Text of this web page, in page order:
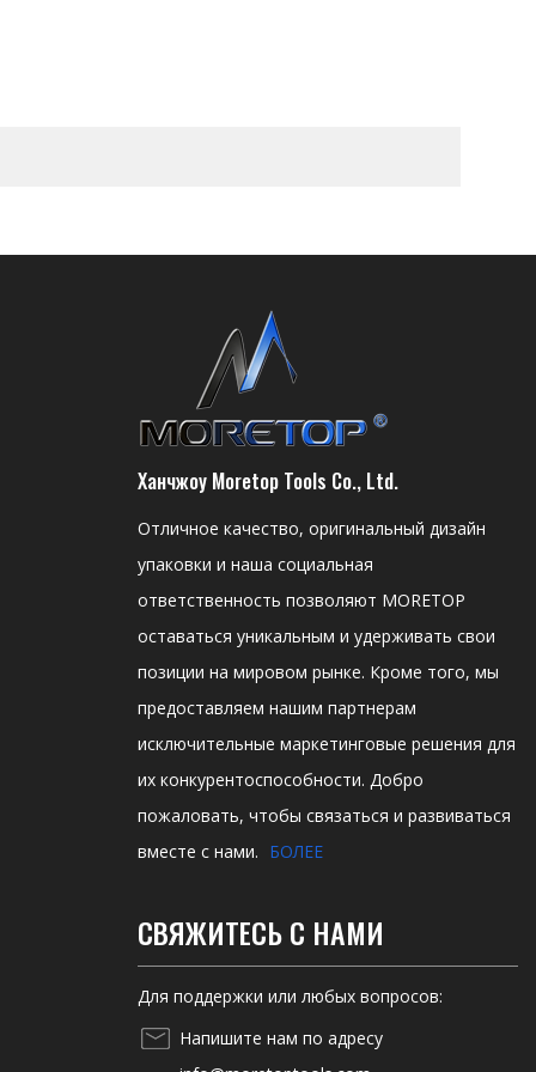
Ханчжоу Moretop Tools Co., Ltd.
Отличное качество, оригинальный дизайн
упаковки и наша социальная
ответственность позволяют MORETOP
оставаться уникальным и удерживать свои
позиции на мировом рынке. Кроме того, мы
предоставляем нашим партнерам
исключительные маркетинговые решения для
их конкурентоспособности. Добро
пожаловать, чтобы связаться и развиваться
вместе с нами. БОЛЕЕ
СВЯЖИТЕСЬ С НАМИ
Для поддержки или любых вопросов:
Напишите нам по адресу